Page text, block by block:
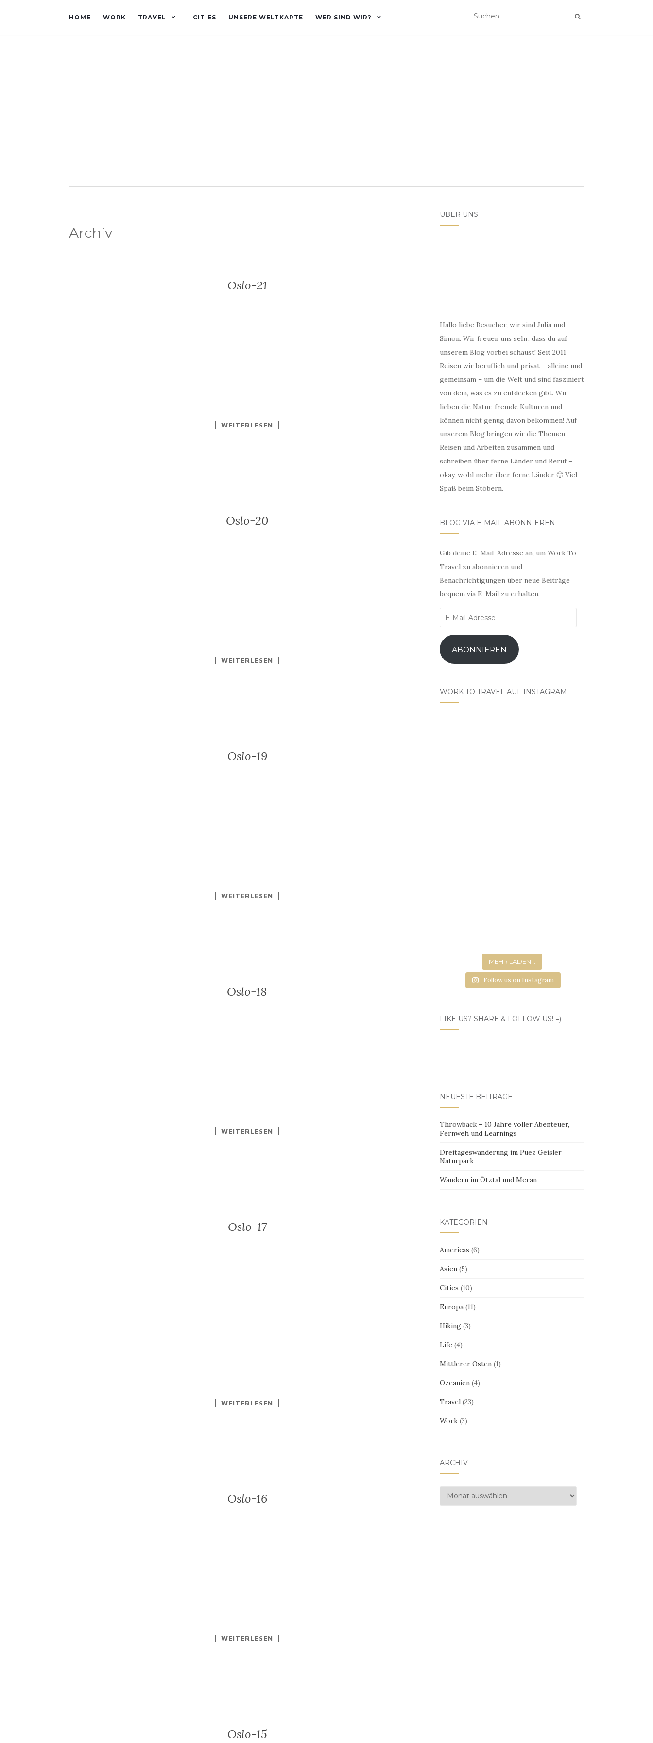
HOME WORK TRAVEL CITIES UNSERE WELTKARTE WER SIND WIR?
Archiv
Oslo-21
WEITERLESEN
Oslo-20
WEITERLESEN
Oslo-19
WEITERLESEN
Oslo-18
WEITERLESEN
Oslo-17
WEITERLESEN
Oslo-16
WEITERLESEN
Oslo-15
ÜBER UNS
Hallo liebe Besucher, wir sind Julia und
Simon. Wir freuen uns sehr, dass du auf
unserem Blog vorbei schaust! Seit 2011
Reisen wir beruflich und privat – alleine und
gemeinsam – um die Welt und sind fasziniert
von dem, was es zu entdecken gibt. Wir
lieben die Natur, fremde Kulturen und
können nicht genug davon bekommen! Auf
unserem Blog bringen wir die Themen
Reisen und Arbeiten zusammen und
schreiben über ferne Länder und Beruf –
okay, wohl mehr über ferne Länder 🙂 Viel
Spaß beim Stöbern.
BLOG VIA E-MAIL ABONNIEREN
Gib deine E-Mail-Adresse an, um Work To
Travel zu abonnieren und
Benachrichtigungen über neue Beiträge
bequem via E-Mail zu erhalten.
E-
Adresse
ABONNIEREN
WORK TO TRAVEL AUF INSTAGRAM
MEHR LADEN...
Follow us on Instagram
LIKE US? SHARE & FOLLOW US! =)
NEUESTE BEITRÄGE
Throwback – 10 Jahre voller Abenteuer,
Fernweh und Learnings
Dreitageswanderung im Puez Geisler
Naturpark
Wandern im Ötztal und Meran
KATEGORIEN
Americas (6)
Asien (5)
Cities (10)
Europa (11)
Hiking (3)
Life (4)
Mittlerer Osten (1)
Ozeanien (4)
Travel (23)
Work (3)
ARCHIV
Archiv